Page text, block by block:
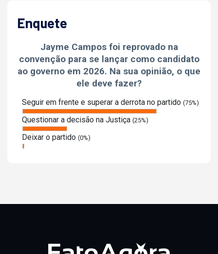
Enquete
Jayme Campos foi reprovado na
convenção para se lançar como candidato
ao governo em 2026. Na sua opinião, o que
ele deve fazer?
Seguir em frente e superar a derrota no partido (75%)
Questionar a decisão na Justiça (25%)
Deixar o partido (0%)